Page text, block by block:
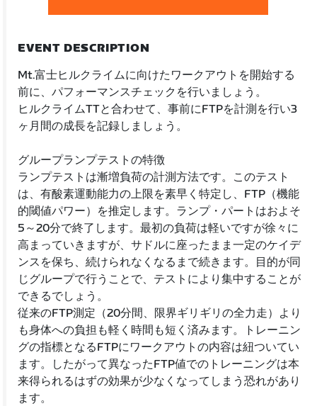
EVENT DESCRIPTION
Mt.富士ヒルクライムに向けたワークアウトを開始する
前に、パフォーマンスチェックを行いましょう。
ヒルクライムTTと合わせて、事前にFTPを計測を行い3
ヶ月間の成長を記録しましょう。
グループランプテストの特徴
ランプテストは漸増負荷の計測方法です。このテスト
は、有酸素運動能力の上限を素早く特定し、FTP（機能
的閾値パワー）を推定します。ランプ・パートはおよそ
5～20分で終了します。最初の負荷は軽いですが徐々に
高まっていきますが、サドルに座ったまま一定のケイデ
ンスを保ち、続けられなくなるまで続きます。目的が同
じグループで行うことで、テストにより集中することが
できるでしょう。
従来のFTP測定（20分間、限界ギリギリの全力走）より
も身体への負担も軽く時間も短く済みます。トレーニン
グの指標となるFTPにワークアウトの内容は紐ついてい
ます。したがって異なったFTP値でのトレーニングは本
来得られるはずの効果が少なくなってしまう恐れがあり
ます。